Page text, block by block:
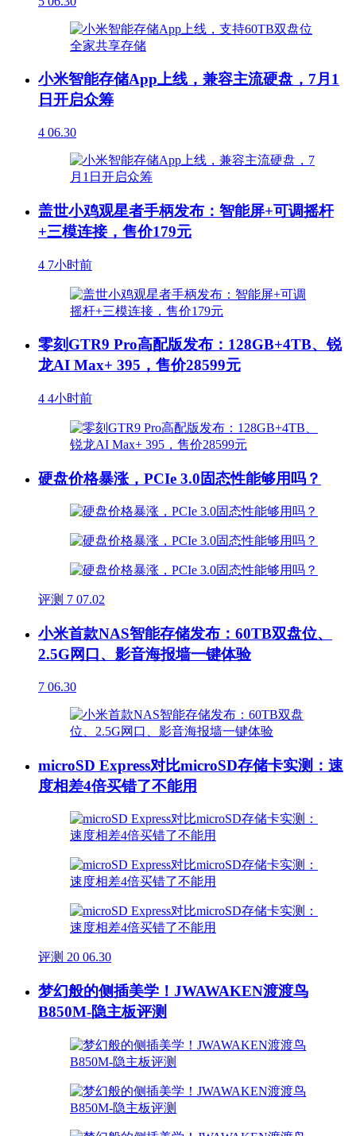
小米智能存储App上线，兼容主流硬盘，7月1
日开启众筹
4 06.30
盖世小鸡观星者手柄发布：智能屏+可调摇杆
+三模连接，售价179元
4 7小时前
零刻GTR9 Pro高配版发布：128GB+4TB、锐
龙AI Max+ 395，售价28599元
4 4小时前
硬盘价格暴涨，PCIe 3.0固态性能够用吗？
评测 7 07.02
小米首款NAS智能存储发布：60TB双盘位、
2.5G网口、影音海报墙一键体验
7 06.30
microSD Express对比microSD存储卡实测：速
度相差4倍买错了不能用
评测 20 06.30
梦幻般的侧插美学！JWAWAKEN渡渡鸟
B850M-隐主板评测